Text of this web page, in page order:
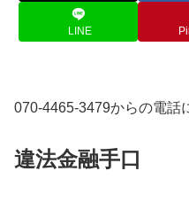
LINE
070-4465-3479からの電話
違法金融手口